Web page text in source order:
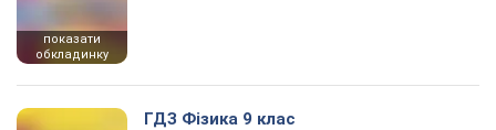
показати
обкладинку
ГДЗ Фізика 9 клас